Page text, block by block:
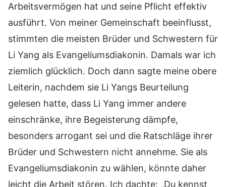
Arbeitsvermögen hat und seine Pflicht effektiv
ausführt. Von meiner Gemeinschaft beeinflusst,
stimmten die meisten Brüder und Schwestern für
Li Yang als Evangeliumsdiakonin. Damals war ich
ziemlich glücklich. Doch dann sagte meine obere
Leiterin, nachdem sie Li Yangs Beurteilung
gelesen hatte, dass Li Yang immer andere
einschränke, ihre Begeisterung dämpfe,
besonders arrogant sei und die Ratschläge ihrer
Brüder und Schwestern nicht annehme. Sie als
Evangeliumsdiakonin zu wählen, könnte daher
leicht die Arbeit stören. Ich dachte: „Du kennst